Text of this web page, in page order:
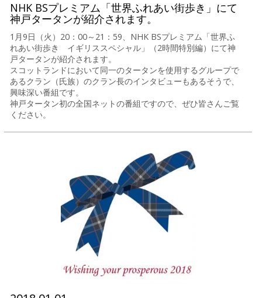
NHK BSプレミアム「世界ふれあい街歩き」にて
神戸タータンが紹介されます。
1月9日（火）20：00～21：59、NHK BSプレミアム「世界ふ
れあい街歩き イギリススペシャル」（2時間特別編）にて神
戸タータンが紹介されます。
スコットランドにおいて同一のタータンを使用するグループで
あるクラン（氏族）のクラン長のインタビューもあるそうで、
興味深い番組です。
神戸タータン初の全国ネットの番組ですので、ぜひ皆さんご覧
ください。